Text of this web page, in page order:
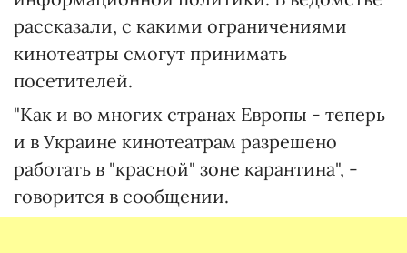
рассказали, с какими ограничениями
кинотеатры смогут принимать
посетителей.
"Как и во многих странах Европы - теперь
и в Украине кинотеатрам разрешено
работать в "красной" зоне карантина", -
говорится в сообщении.